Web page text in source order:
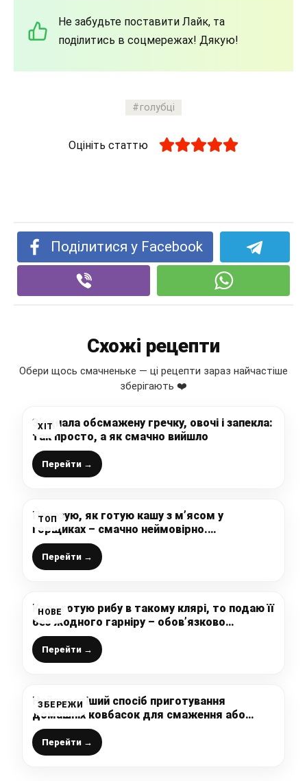
Не забудьте поставити Лайк, та
поділитись в соцмережах! Дякую!
голубці
Оцініть статтю
Поділитися у Facebook
Схожі рецепти
Обери щось смачненьке — ці рецепти зараз найчастіше
зберігають ❤️
ХІТ
З’єднала обсмажену гречку, овочі і запекла:
так просто, а як смачно вийшло
Перейти →
ТОП
Показую, як готую кашу з м’ясом у
горщиках – смачно неймовірно.
Рекомендую!
Перейти →
НОВЕ
Коли готую рибу в такому клярі, то подаю її
без жодного гарніру – обов’язково
приготуйте і спробуйте такий спосіб, рибка
виходить чудова!
Перейти →
ЗБЕРЕЖИ
Найпростіший спосіб приготування
домашніх ковбасок для смаження або
запікання без спеціальних знань, умінь і
навичок
Перейти →